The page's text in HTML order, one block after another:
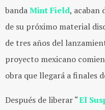
bandaMint Field, acaban
de su próximo material
de tres años del
proyecto mexicano
obra que llegará a finales
Después de liberar “El